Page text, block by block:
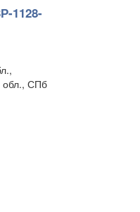
1128-
обл., СПб